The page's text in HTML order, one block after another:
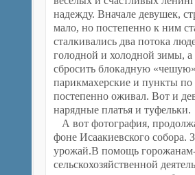
надежду. Вначале девушек,
мало, но постепенно к ним
сталкивались два потока
голодной и холодной зимы, а
сбросить блокадную
парикмахерские и пункты
постепенно оживал. Вот и
нарядные платья и туфельки.
А вот фотография,
фоне Исаакиевского собора.
урожай.В помощь
сельскохозяйственной